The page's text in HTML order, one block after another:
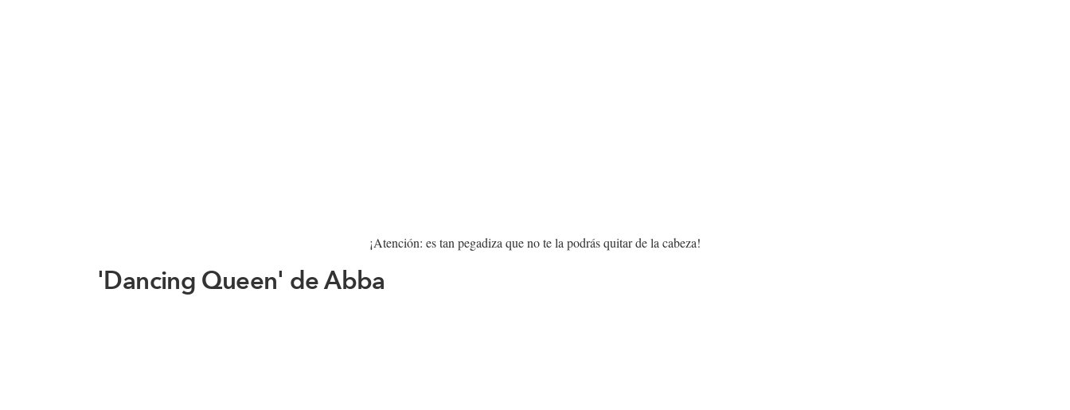
¡Atención: es tan pegadiza que no te la podrás quitar de la cabeza!
'Dancing Queen' de Abba